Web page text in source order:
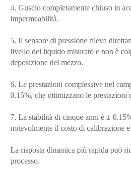
4. Guscio completamente chiuso in
impermeabilità.
5. Il sensore di pressione rileva
livello del liquido misurato e non è
deposizione del mezzo.
6. Le prestazioni complessive nel
0.15%, che ottimizzano le prestazioni
7. La stabilità di cinque anni è ±
notevolmente il costo di calibrazione
La risposta dinamica più rapida può
processo.